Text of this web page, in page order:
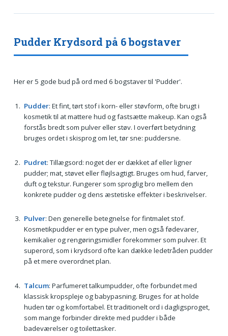
Pudder Krydsord på 6 bogstaver
Her er 5 gode bud på ord med 6 bogstaver til 'Pudder'.
Pudder: Et fint, tørt stof i korn- eller støvform, ofte brugt i
kosmetik til at mattere hud og fastsætte makeup. Kan også
forstås bredt som pulver eller støv. I overført betydning
bruges ordet i skisprog om let, tør sne: puddersne.
Pudret: Tillægsord: noget der er dækket af eller ligner
pudder; mat, støvet eller fløjlsagtigt. Bruges om hud, farver,
duft og tekstur. Fungerer som sproglig bro mellem den
konkrete pudder og dens æstetiske effekter i beskrivelser.
Pulver: Den generelle betegnelse for fintmalet stof.
Kosmetikpudder er en type pulver, men også fødevarer,
kemikalier og rengøringsmidler forekommer som pulver. Et
superord, som i krydsord ofte kan dække ledetråden pudder
på et mere overordnet plan.
Talcum: Parfumeret talkumpudder, ofte forbundet med
klassisk kropspleje og babypasning. Bruges for at holde
huden tør og komfortabel. Et traditionelt ord i dagligsproget,
som mange forbinder direkte med pudder i både
badeværelser og toilettasker.